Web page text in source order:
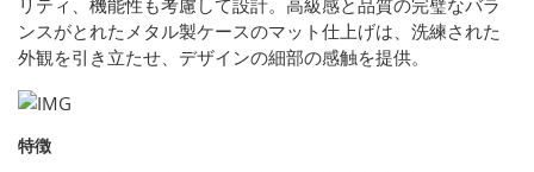
リティ、機能性も考慮して設計。高級感と品質の完璧なバラ
ンスがとれたメタル製ケースのマット仕上げは、洗練された
外観を引き立たせ、デザインの細部の感触を提供。
特徴